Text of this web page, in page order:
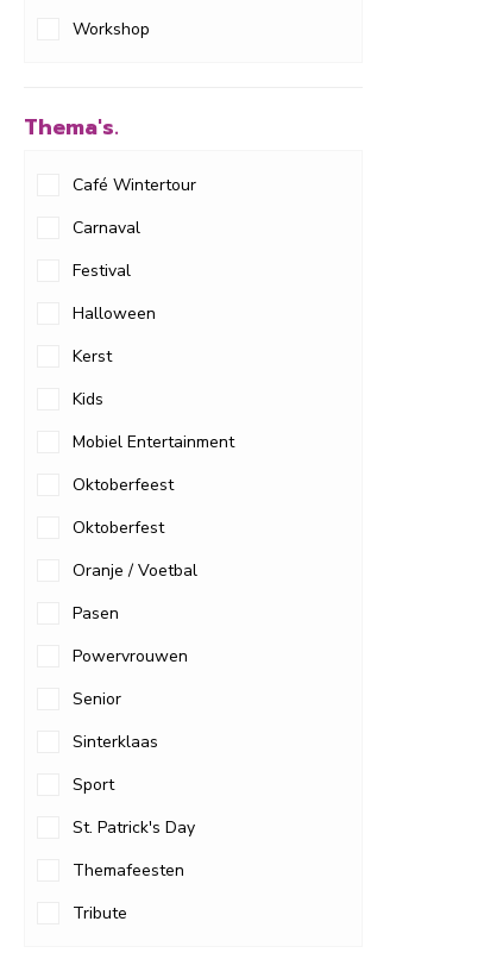
Workshop
Thema's.
Café Wintertour
Carnaval
Festival
Halloween
Kerst
Kids
Mobiel Entertainment
Oktoberfeest
Oktoberfest
Oranje / Voetbal
Pasen
Powervrouwen
Senior
Sinterklaas
Sport
St. Patrick's Day
Themafeesten
Tribute